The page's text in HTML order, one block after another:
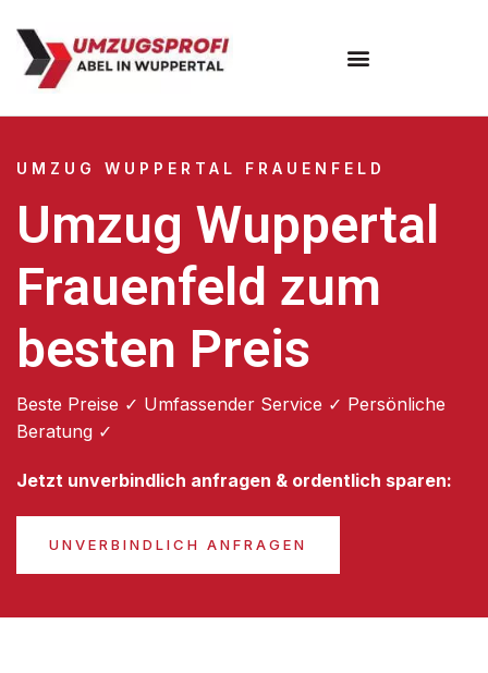
UMZUG WUPPERTAL FRAUENFELD
Umzug Wuppertal
Frauenfeld zum
besten Preis
Beste Preise ✓ Umfassender Service ✓ Persönliche
Beratung ✓
Jetzt unverbindlich anfragen & ordentlich sparen:
UNVERBINDLICH ANFRAGEN